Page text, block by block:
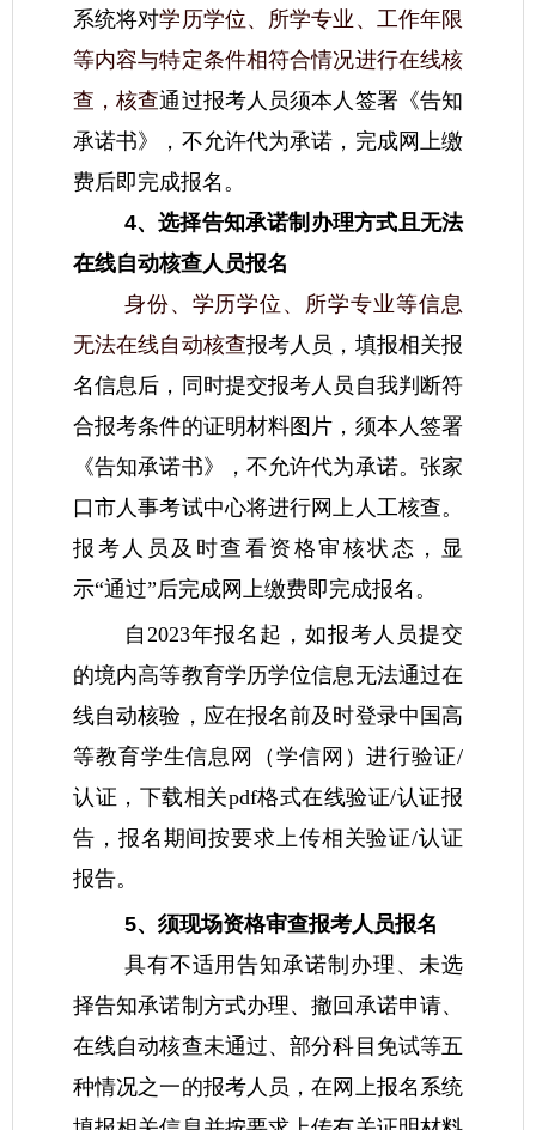
系统将对学历学位、所学专业、工作年限
等内容与特定条件相符合情况进行在线核
查，核查通过报考人员须本人签署《告知
承诺书》，不允许代为承诺，完成网上缴
费后即完成报名。
4、选择告知承诺制办理方式且无法
在线自动核查人员报名
身份、学历学位、所学专业等信息
无法在线自动核查报考人员，填报相关报
名信息后，同时提交报考人员自我判断符
合报考条件的证明材料图片，须本人签署
《告知承诺书》，不允许代为承诺。张家
口市人事考试中心将进行网上人工核查。
报考人员及时查看资格审核状态，显
示“通过”后完成网上缴费即完成报名。
自2023年报名起，如报考人员提交
的境内高等教育学历学位信息无法通过在
线自动核验，应在报名前及时登录中国高
等教育学生信息网（学信网）进行验证/
认证，下载相关pdf格式在线验证/认证报
告，报名期间按要求上传相关验证/认证
报告。
5、须现场资格审查报考人员报名
具有不适用告知承诺制办理、未选
择告知承诺制方式办理、撤回承诺申请、
在线自动核查未通过、部分科目免试等五
种情况之一的报考人员，在网上报名系统